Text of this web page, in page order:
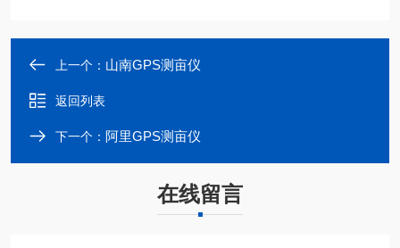
上一个： 山南GPS测亩仪
返回列表
下一个： 阿里GPS测亩仪
在线留言